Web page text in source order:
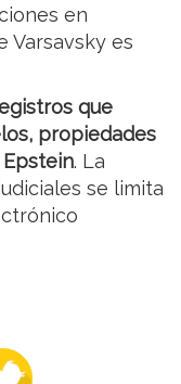
en
Varsavsky es
que
propiedades
. La
se limita